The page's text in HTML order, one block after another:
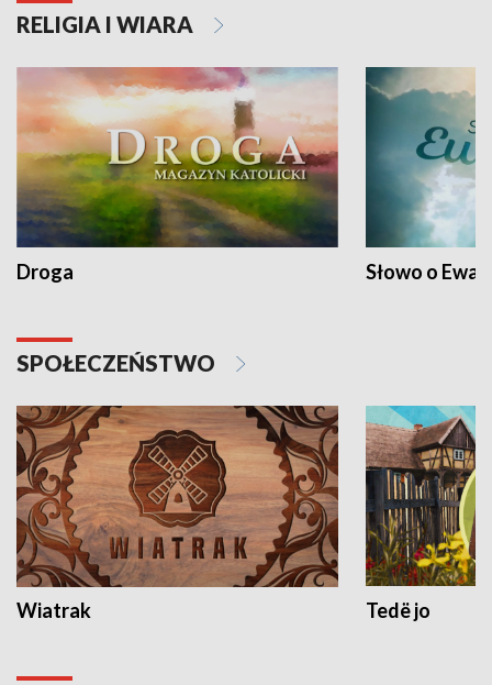
RELIGIA I WIARA
Droga Słowo o
SPOŁECZEŃSTWO
Wiatrak Tedë jo